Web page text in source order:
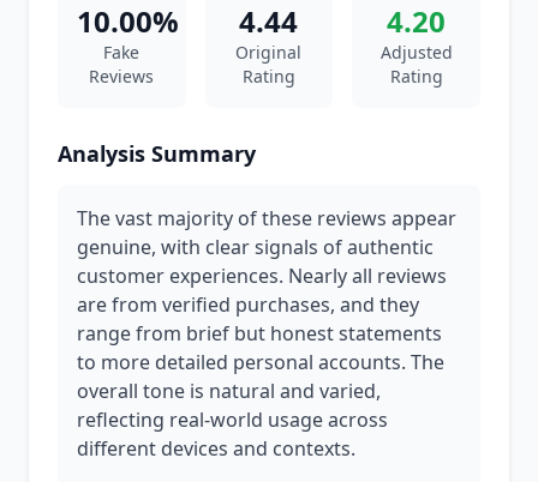
10.00%
Fake
Reviews
4.44
Original
Rating
4.20
Adjusted
Rating
Analysis Summary
The vast majority of these reviews appear
genuine, with clear signals of authentic
customer experiences. Nearly all reviews
are from verified purchases, and they
range from brief but honest statements
to more detailed personal accounts. The
overall tone is natural and varied,
reflecting real-world usage across
different devices and contexts.